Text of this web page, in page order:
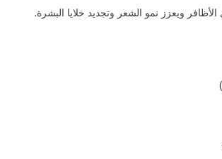
الأظافر ويعزز نمو الشعر وتجديد خلايا البشرة.